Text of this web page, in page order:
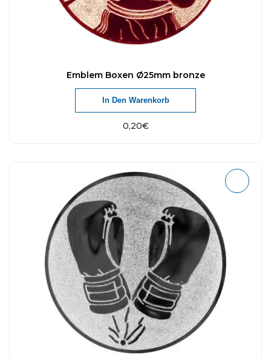
Emblem Boxen Ø25mm bronze
0,20€
In Den Warenkorb